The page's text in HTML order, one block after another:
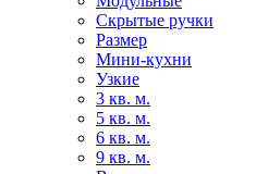
Скрытые ручки
Размер
Мини-кухни
Узкие
3 кв. м.
5 кв. м.
6 кв. м.
9 кв. м.